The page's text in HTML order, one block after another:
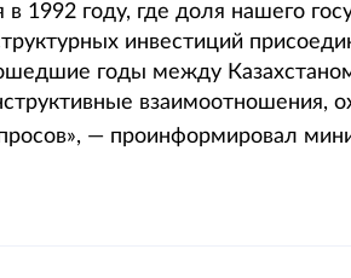
в 1992 году, где доля нашего
инвестиций
годы между
взаимоотношения,
— проинформировал